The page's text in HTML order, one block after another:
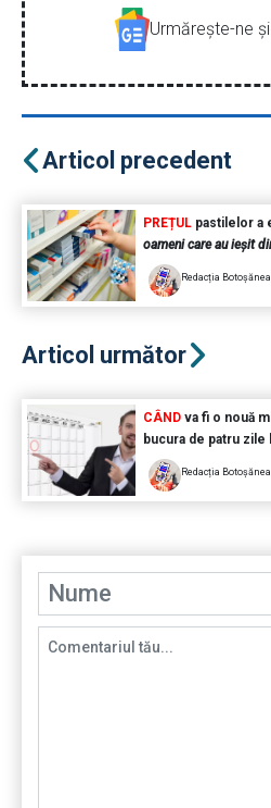
Urmăreşte-ne
Articol precedent
PREȚUL pastilelor a
oameni care au ieșit
Redacția
Articol următor
CÂNDva fi o nouă
bucura de patru zile
Redacția